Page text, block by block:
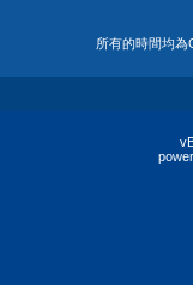
所有的時間均為